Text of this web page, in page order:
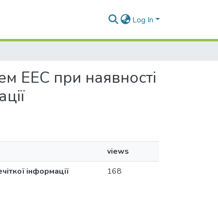
Log In
ЕЕС при наявності
views
інформації
168